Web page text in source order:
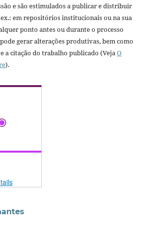
e são estimulados a publicar e distribuir
em repositórios institucionais ou na sua
ponto antes ou durante o processo
gerar alterações produtivas, bem como
a citação do trabalho publicado (VejaO
).